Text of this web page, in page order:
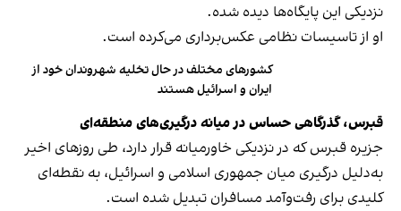
نزدیکی این پایگاه‌ها دیده شده.
او از تاسیسات نظامی عکس‌برداری می‌کرده است.
کشورهای مختلف در حال تخلیه شهروندان خود از
ایران و اسرائیل هستند
قبرس، گذرگاهی حساس در میانه درگیری‌های منطقه‌ای
جزیره قبرس که در نزدیکی خاورمیانه قرار دارد، طی روزهای اخیر
به‌دلیل درگیری میان جمهوری اسلامی و اسرائیل، به نقطه‌ای
کلیدی برای رفت‌وآمد مسافران تبدیل شده است.